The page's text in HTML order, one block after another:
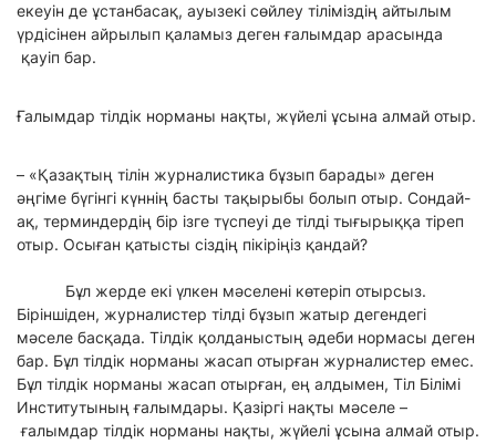
екеуін де ұстанбасақ, ауызекі сөйлеу тіліміздің айтылым
үрдісінен айрылып қаламыз деген ғалымдар арасында
қауіп бар.
Ғалымдар тілдік норманы нақты, жүйелі ұсына алмай отыр.
– «Қазақтың тілін журналистика бұзып барады» деген
әңгіме бүгінгі күннің басты тақырыбы болып отыр. Сондай-
ақ, терминдердің бір ізге түспеуі де тілді тығырыққа тіреп
отыр. Осыған қатысты сіздің пікіріңіз қандай?
Бұл жерде екі үлкен мәселені көтеріп отырсыз.
Біріншіден, журналистер тілді бұзып жатыр дегендегі
мәселе басқада. Тілдік қолданыстың әдеби нормасы деген
бар. Бұл тілдік норманы жасап отырған журналистер емес.
Бұл тілдік норманы жасап отырған, ең алдымен, Тіл Білімі
Институтының ғалымдары. Қазіргі нақты мәселе –
ғалымдар тілдік норманы нақты, жүйелі ұсына алмай отыр.